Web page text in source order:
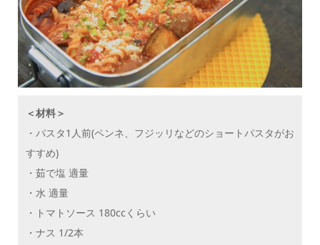
＜材料＞
・パスタ1人前(ペンネ、フジッリなどのショートパスタがお
すすめ)
・茹で塩 適量
・水 適量
・トマトソース 180ccくらい
・ナス 1/2本